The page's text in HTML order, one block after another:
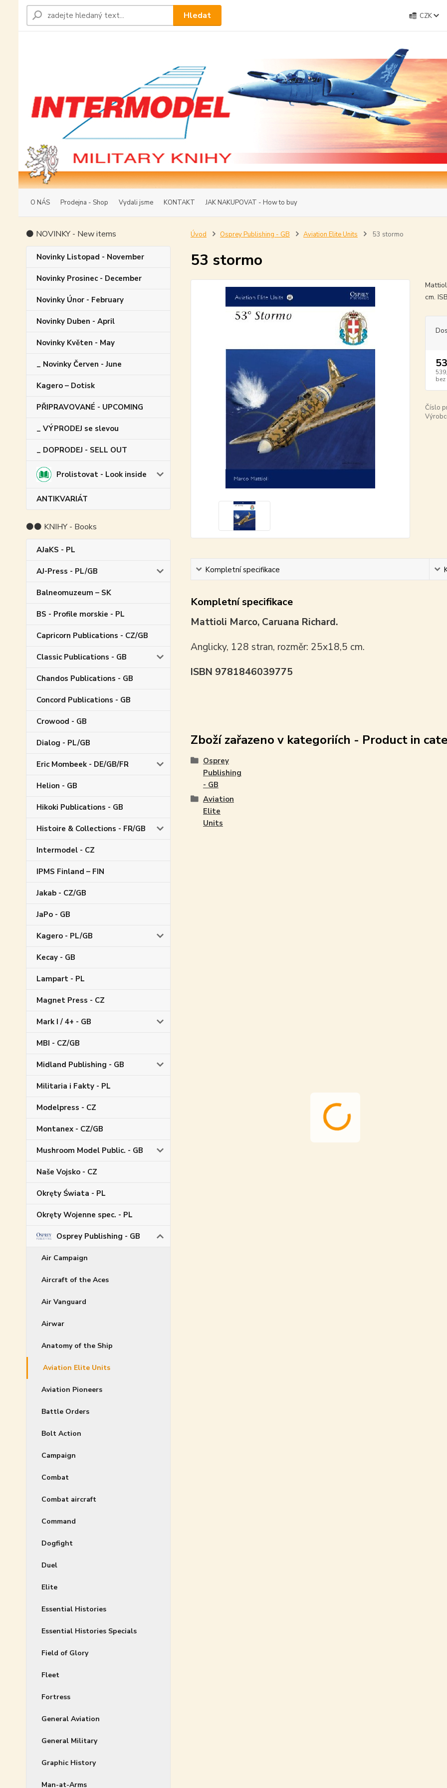
O NÁS Prodejna - Shop Vydali jsme KONTAKT JAK NAKUPOVAT - How to buy
CZK
Hledat
⚫ NOVINKY - New items
Novinky Listopad - November
Novinky Prosinec - December
Novinky Únor - February
Novinky Duben - April
Novinky Květen - May
_ Novinky Červen - June
Kagero – Dotisk
PŘIPRAVOVANÉ - UPCOMING
_ VÝPRODEJ se slevou
_ DOPRODEJ - SELL OUT
Prolistovat - Look inside
ANTIKVARIÁT
⚫⚫ KNIHY - Books
AJaKS - PL
AJ-Press - PL/GB
Balneomuzeum – SK
BS - Profile morskie - PL
Capricorn Publications - CZ/GB
Classic Publications - GB
Chandos Publications - GB
Concord Publications - GB
Crowood - GB
Dialog - PL/GB
Eric Mombeek - DE/GB/FR
Helion - GB
Hikoki Publications - GB
Histoire & Collections - FR/GB
Intermodel - CZ
IPMS Finland – FIN
Jakab - CZ/GB
JaPo - GB
Kagero - PL/GB
Kecay - GB
Lampart - PL
Magnet Press - CZ
Mark I / 4+ - GB
MBI - CZ/GB
Midland Publishing - GB
Militaria i Fakty - PL
Modelpress - CZ
Montanex - CZ/GB
Mushroom Model Public. - GB
Naše Vojsko - CZ
Okręty Świata - PL
Okręty Wojenne spec. - PL
Osprey Publishing - GB
Air Campaign
Aircraft of the Aces
Air Vanguard
Airwar
Anatomy of the Ship
Aviation Elite Units
Aviation Pioneers
Battle Orders
Bolt Action
Campaign
Combat
Combat aircraft
Command
Dogfight
Duel
Elite
Essential Histories
Essential Histories Specials
Field of Glory
Fleet
Fortress
General Aviation
General Military
Graphic History
Man-at-Arms
Úvod Osprey Publishing - GB Aviation Elite Units 53 stormo
53 stormo
cm.
bez
Číslo
Kompletní specifikace
Kompletní specifikace
Mattioli Marco, Caruana Richard.
Anglicky, 128 stran, rozměr: 25x18,5 cm.
ISBN 9781846039775
Zboží zařazeno v kategoriích - Product in
Osprey
Publishing
- GB
Aviation
Elite
Units